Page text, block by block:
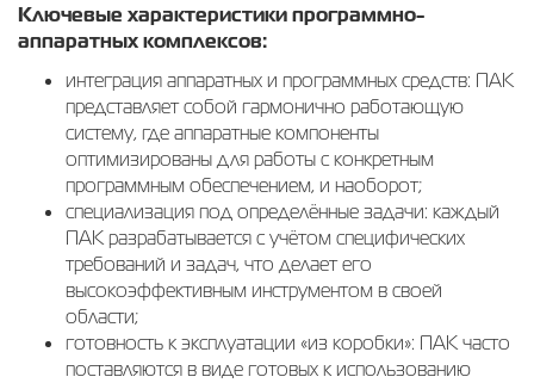
Ключевые характеристики программно-
аппаратных комплексов:
интеграция аппаратных и программных средств: ПАК
представляет собой гармонично работающую
систему, где аппаратные компоненты
оптимизированы для работы с конкретным
программным обеспечением, и наоборот;
специализация под определённые задачи: каждый
ПАК разрабатывается с учётом специфических
требований и задач, что делает его
высокоэффективным инструментом в своей
области;
готовность к эксплуатации «из коробки»: ПАК часто
поставляются в виде готовых к использованию